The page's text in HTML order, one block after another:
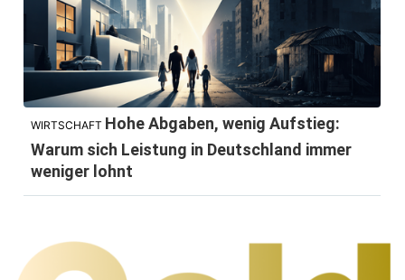
WIRTSCHAFT Hohe Abgaben, wenig Aufstieg:
Warum sich Leistung in Deutschland immer
weniger lohnt